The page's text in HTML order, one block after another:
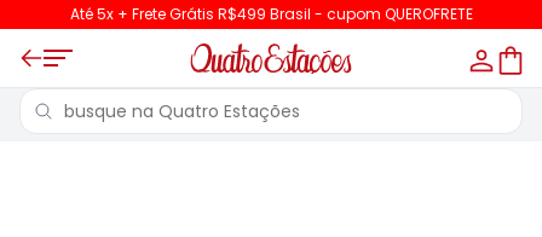
Até 5x + Frete Grátis R$499 Brasil - cupom QUEROFRETE